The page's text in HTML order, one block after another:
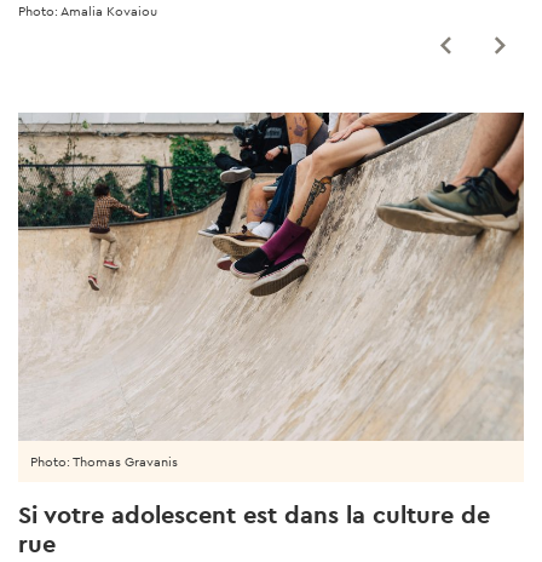
Photo: Amalia Kovaiou
Photo: Thomas Gravanis
Si votre adolescent est dans la culture de
rue